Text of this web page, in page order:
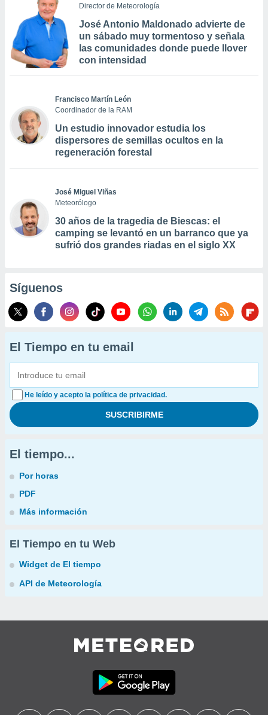
Director de Meteorología
José Antonio Maldonado advierte de
un sábado muy tormentoso y señala
las comunidades donde puede llover
con intensidad
Francisco Martín León
Coordinador de la RAM
Un estudio innovador estudia los
dispersores de semillas ocultos en la
regeneración forestal
José Miguel Viñas
Meteorólogo
30 años de la tragedia de Biescas: el
camping se levantó en un barranco que ya
sufrió dos grandes riadas en el siglo XX
Síguenos
El Tiempo en tu email
He leído y acepto la política de privacidad.
El tiempo...
Por horas
PDF
Más información
El Tiempo en tu Web
Widget de El tiempo
API de Meteorología